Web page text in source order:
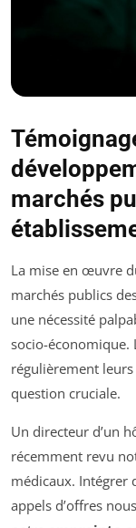
marchés
La mise en œuvre
marchés publics
une nécessité
socio-économique.
régulièrement
question cruciale.
Un directeur d’un
récemment revu
médicaux. Intégrer
appels d’offres